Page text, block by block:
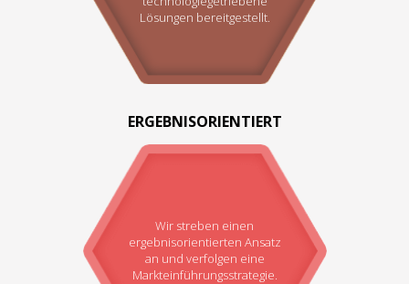
Lösungen bereitgestellt.
ERGEBNISORIENTIERT
Wir streben einen
ergebnisorientierten Ansatz
an und verfolgen eine
Markteinführungsstrategie.